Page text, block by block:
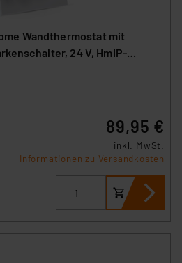
Wandthermostat mit
24 V, HmIP-
89,95 €
inkl. MwSt.
Informationen zu Versandkosten